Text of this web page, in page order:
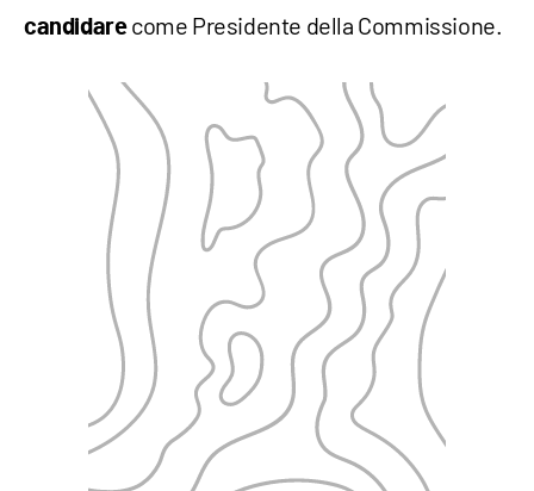
candidarecome Presidente della Commissione.